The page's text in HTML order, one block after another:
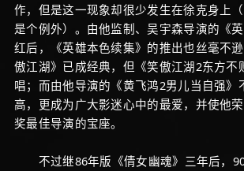
作，但是这一现象却很少发生在徐克身上（
是个例外）。由他监制、吴宇森导演的《
红后，《英雄本色续集》的推出也丝毫不
傲江湖》已成经典，但《笑傲江湖2东方不
唱；而由他导演的《黄飞鸿2男儿当自强》
高，更成为广大影迷心中的最爱，并使他
奖最佳导演的宝座。
不过继86年版《倩女幽魂》三年后，